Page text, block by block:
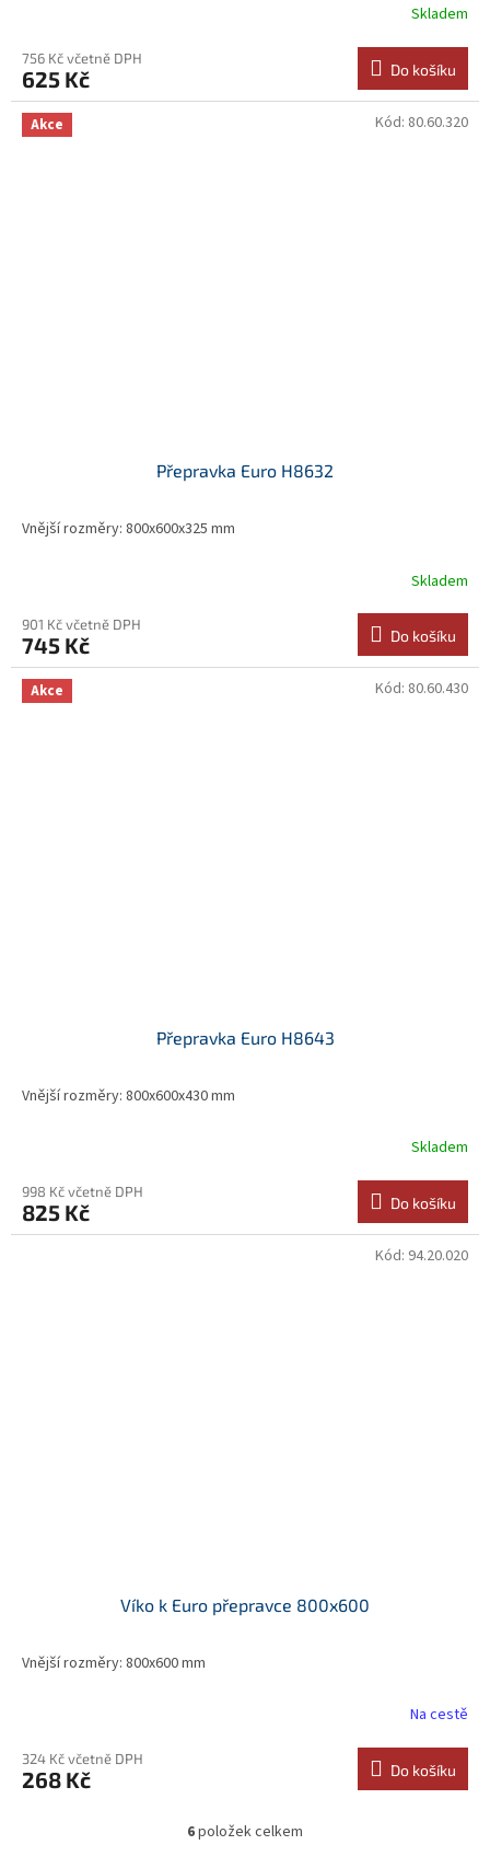
Skladem
756 Kč včetně DPH
625 Kč Do košíku
Akce
Přepravka Euro H8632
Vnější rozměry: 800x600x325 mm
Skladem
901 Kč včetně DPH
745 Kč Do košíku
Kód: 80.60.320
Akce
Přepravka Euro H8643
Vnější rozměry: 800x600x430 mm
Skladem
998 Kč včetně DPH
825 Kč Do košíku
Kód: 80.60.430
Víko k Euro přepravce 800x600
Vnější rozměry: 800x600 mm
Na cestě
324 Kč včetně DPH
268 Kč Do košíku
Kód: 94.20.020
O
6položek celkem